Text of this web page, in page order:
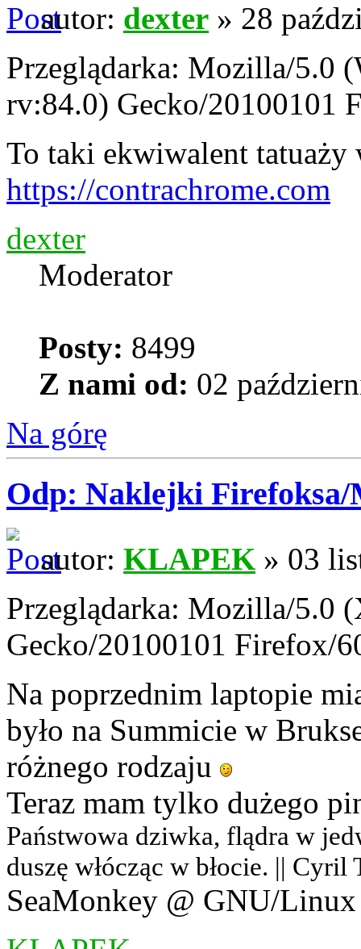
autor: dexter » 28
Przeglądarka: Mozilla/5.0
rv:84.0) Gecko/20100101
To taki ekwiwalent tatuaży
https://contrachrome.com
dexter
Moderator
Posty: 8499
Z nami od: 02
Na górę
Odp: Naklejki
autor: KLAPEK » 03
Przeglądarka: Mozilla/5.0
Gecko/20100101 Firefox/
Na poprzednim laptopie
było na Summicie w
różnego rodzaju
Teraz mam tylko dużego
Państwowa dziwka, flądra w
duszę włócząc w błocie. ||
SeaMonkey @ GNU/Linux